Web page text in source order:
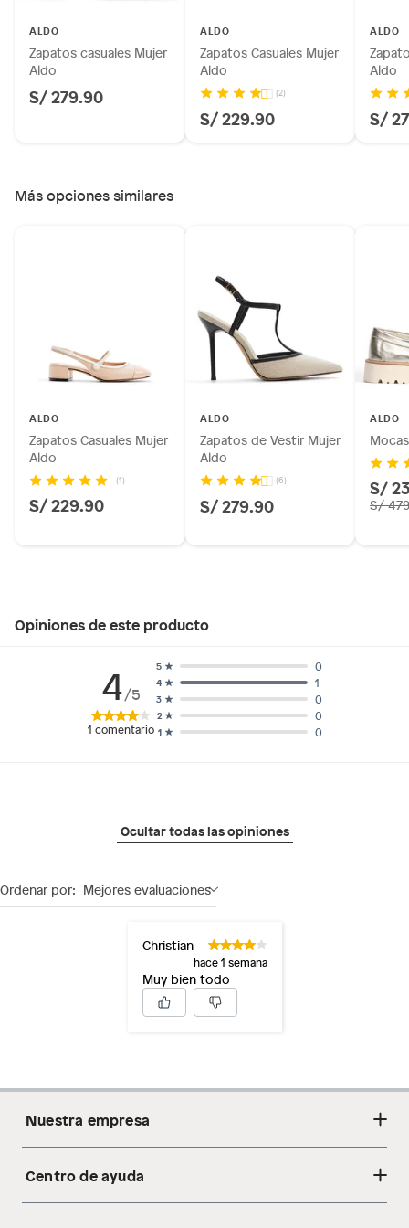
ALDO
Zapatos casuales Mujer
Aldo
S/ 279.90
ALDO
Zapatos Casuales Mujer
Aldo
(2)
S/ 229.90
ALDO
Aldo
S/
Más opciones similares
ALDO
Zapatos Casuales Mujer
Aldo
(1)
S/ 229.90
ALDO
Zapatos de Vestir Mujer
Aldo
(6)
S/ 279.90
ALDO
S/
S/
Opiniones de este producto
4/5
1 comentario 1 0
2 0
3 0
4 1
5 0
Ocultar todas las opiniones
Ordenar por: Mejores evaluaciones
Christian
hace 1 semana
Muy bien todo
Nuestra empresa
Acerca de nosotros
Centro de ayuda